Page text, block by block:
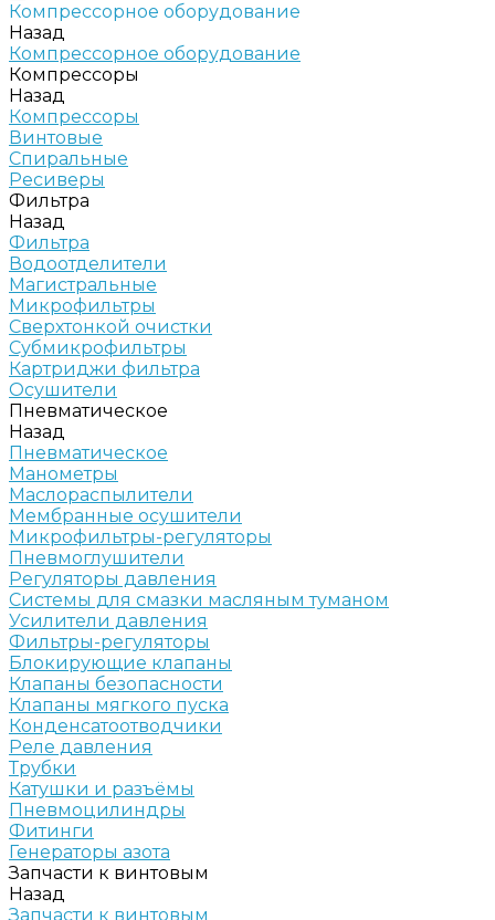
Компрессорное оборудование
Назад
Компрессорное оборудование
Компрессоры
Назад
Компрессоры
Винтовые
Спиральные
Ресиверы
Фильтра
Назад
Фильтра
Водоотделители
Магистральные
Микрофильтры
Сверхтонкой очистки
Субмикрофильтры
Картриджи фильтра
Осушители
Пневматическое
Назад
Пневматическое
Манометры
Маслораспылители
Мембранные осушители
Микрофильтры-регуляторы
Пневмоглушители
Регуляторы давления
Системы для смазки масляным туманом
Усилители давления
Фильтры-регуляторы
Блокирующие клапаны
Клапаны безопасности
Клапаны мягкого пуска
Конденсатоотводчики
Реле давления
Трубки
Катушки и разъёмы
Пневмоцилиндры
Фитинги
Генераторы азота
Запчасти к винтовым
Назад
Запчасти к винтовым